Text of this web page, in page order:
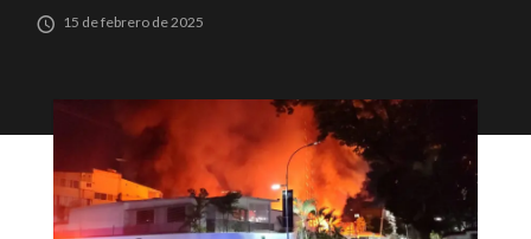
15 de febrero de 2025